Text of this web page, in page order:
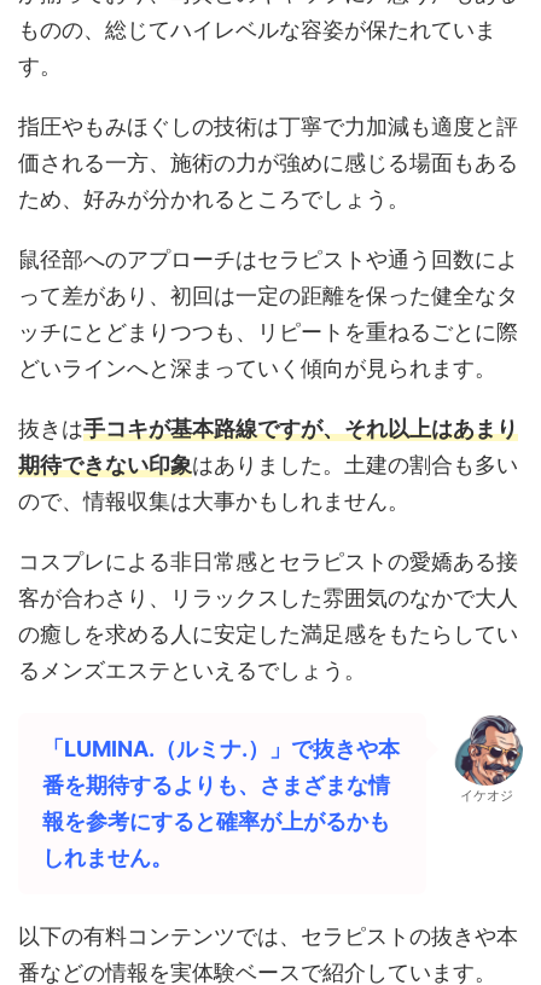
ものの、総じてハイレベルな容姿が保たれていま
す。
指圧やもみほぐしの技術は丁寧で力加減も適度と評
価される一方、施術の力が強めに感じる場面もある
ため、好みが分かれるところでしょう。
鼠径部へのアプローチはセラピストや通う回数によ
って差があり、初回は一定の距離を保った健全なタ
ッチにとどまりつつも、リピートを重ねるごとに際
どいラインへと深まっていく傾向が見られます。
抜きは手コキが基本路線ですが、それ以上はあまり
期待できない印象はありました。土建の割合も多い
ので、情報収集は大事かもしれません。
コスプレによる非日常感とセラピストの愛嬌ある接
客が合わさり、リラックスした雰囲気のなかで大人
の癒しを求める人に安定した満足感をもたらしてい
るメンズエステといえるでしょう。
「LUMINA.（ルミナ.）」で抜きや本
番を期待するよりも、さまざまな情
報を参考にすると確率が上がるかも
しれません。
イケオジ
以下の有料コンテンツでは、セラピストの抜きや本
番などの情報を実体験ベースで紹介しています。